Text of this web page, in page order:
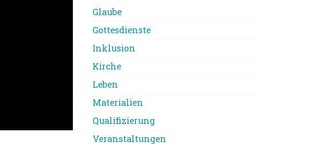
Glaube
Gottesdienste
Inklusion
Kirche
Leben
Materialien
Qualifizierung
Veranstaltungen